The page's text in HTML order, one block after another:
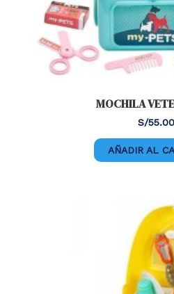
MOCHILA
S/55.00
AÑADIR AL